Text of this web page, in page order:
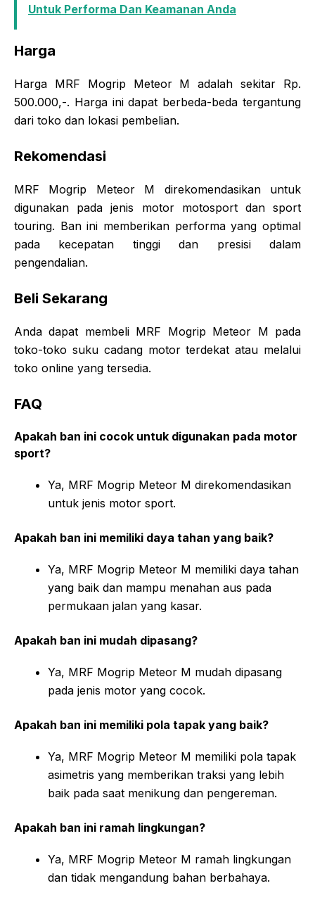
Untuk Performa Dan Keamanan Anda
Harga
Harga MRF Mogrip Meteor M adalah sekitar Rp.
500.000,-. Harga ini dapat berbeda-beda tergantung
dari toko dan lokasi pembelian.
Rekomendasi
MRF Mogrip Meteor M direkomendasikan untuk
digunakan pada jenis motor motosport dan sport
touring. Ban ini memberikan performa yang optimal
pada kecepatan tinggi dan presisi dalam
pengendalian.
Beli Sekarang
Anda dapat membeli MRF Mogrip Meteor M pada
toko-toko suku cadang motor terdekat atau melalui
toko online yang tersedia.
FAQ
Apakah ban ini cocok untuk digunakan pada motor
sport?
Ya, MRF Mogrip Meteor M direkomendasikan
untuk jenis motor sport.
Apakah ban ini memiliki daya tahan yang baik?
Ya, MRF Mogrip Meteor M memiliki daya tahan
yang baik dan mampu menahan aus pada
permukaan jalan yang kasar.
Apakah ban ini mudah dipasang?
Ya, MRF Mogrip Meteor M mudah dipasang
pada jenis motor yang cocok.
Apakah ban ini memiliki pola tapak yang baik?
Ya, MRF Mogrip Meteor M memiliki pola tapak
asimetris yang memberikan traksi yang lebih
baik pada saat menikung dan pengereman.
Apakah ban ini ramah lingkungan?
Ya, MRF Mogrip Meteor M ramah lingkungan
dan tidak mengandung bahan berbahaya.